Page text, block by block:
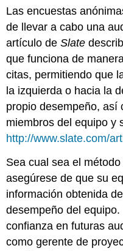
Las encuestas
de llevar a cabo una
artículo deSlate
que funciona de
citas, permitiendo que
la izquierda o hacia la
propio desempeño, así
miembros del equipo y
http://www.slate.com/
Sea cual sea el
asegúrese de que su
información obtenida
desempeño del
confianza en futuras
como gerente de